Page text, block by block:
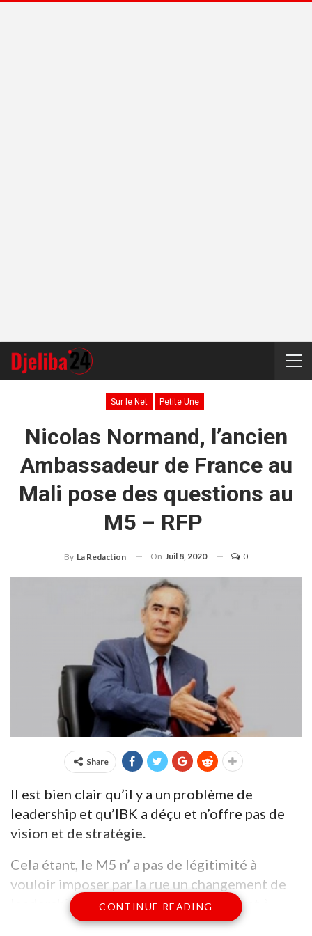
Sur le Net Petite Une
Nicolas Normand, l’ancien
Ambassadeur de France au
Mali pose des questions au
M5 – RFP
By La Redaction On Juil 8, 2020 0
Share
Il est bien clair qu’il y a un problème de
leadership et qu’IBK a déçu et n’offre pas de
vision et de stratégie.
Cela étant, le M5 n’ a pas de légitimité à
vouloir imposer par la rue un changement de
leadership. Cela s’appelle un coup d’état à
peine déguisé. Et si IBK est peut-être
CONTINUE READING